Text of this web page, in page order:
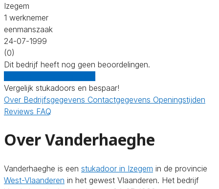
Izegem
1 werknemer
eenmanszaak
24-07-1999
(0)
Dit bedrijf heeft nog geen beoordelingen.
Vergelijk stukadoors en bespaar!
Over Bedrijfsgegevens Contactgegevens Openingstijden
Reviews FAQ
Over Vanderhaeghe
Vanderhaeghe is een stukadoor in Izegem in de provincie
West-Vlaanderen in het gewest Vlaanderen. Het bedrijf